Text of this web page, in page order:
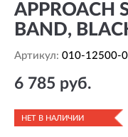
APPROACH
BAND,
Артикул: 010-12500-
6 785 руб.
НЕТ В НАЛИЧИИ